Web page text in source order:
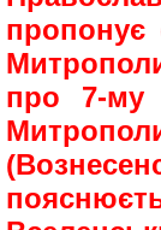
пропонує
про 7-му